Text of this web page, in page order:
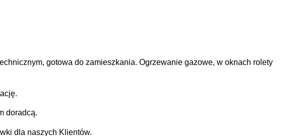
gotowa do zamieszkania. Ogrzewanie gazowe, w oknach rolety
doradcą.
dla naszych Klientów.